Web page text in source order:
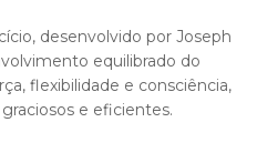
desenvolvido por Joseph
equilibrado do
flexibilidade e consciência,
e eficientes.